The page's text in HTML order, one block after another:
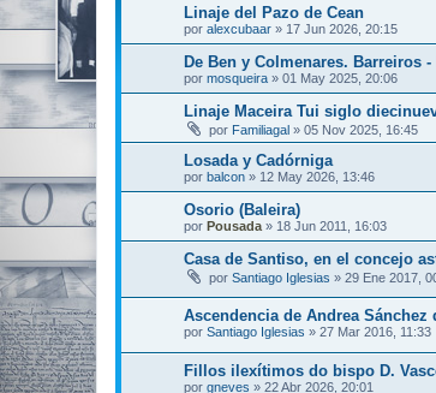
Linaje del Pazo de Cean
por alexcubaar » 17 Jun 2026, 20:15
De Ben y Colmenares. Barreiros -
por mosqueira » 01 May 2025, 20:06
Linaje Maceira Tui siglo
por Familiagal » 05 Nov 2025, 16:45
Losada y Cadórniga
por balcon » 12 May 2026, 13:46
Osorio (Baleira)
por Pousada » 18 Jun 2011, 16:03
Casa de Santiso, en el concejo
por Santiago Iglesias » 29 Ene 2017,
Ascendencia de Andrea
por Santiago Iglesias » 27 Mar 2016, 11:33
Fillos ilexítimos do bispo D.
por gneves » 22 Abr 2026, 20:01